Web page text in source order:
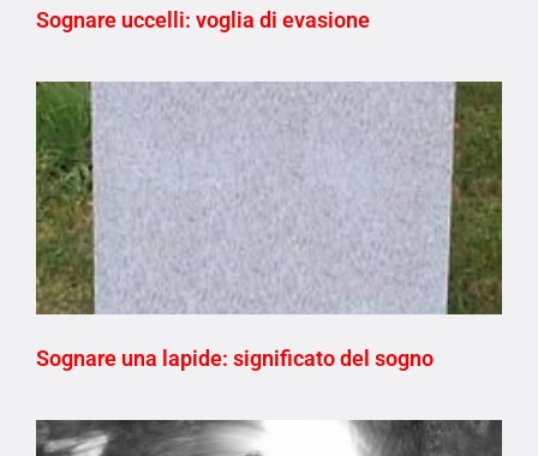
Sognare uccelli: voglia di evasione
Sognare una lapide: significato del sogno